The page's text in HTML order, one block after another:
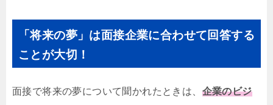
「将来の夢」は面接企業に合わせて回答する
ことが大切！
面接で将来の夢について聞かれたときは、 企業のビジ